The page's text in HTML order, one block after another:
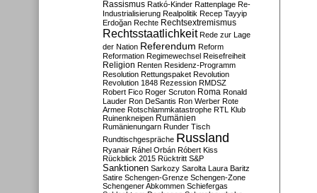
Rassismus Ratkó-Kinder Rattenplage Re-
Industrialisierung Realpolitik Recep Tayyip
Erdoğan Rechte Rechtsextremismus
Rechtsstaatlichkeit Rede zur Lage
der Nation Referendum Reform
Reformation Regimewechsel Reisefreiheit
Religion Renten Residenz-Programm
Resolution Rettungspaket Revolution
Revolution 1848 Rezession RMDSZ
Robert Fico Roger Scruton Roma Ronald
Lauder Ron DeSantis Ron Werber Rote
Armee Rotschlammkatastrophe RTL Klub
Ruinenkneipen Rumänien
Rumänienungarn Runder Tisch
Rundtischgespräche Russland
Ryanair Ráhel Orbán Róbert Kiss
Rückblick 2015 Rücktritt S&P
Sanktionen Sarkozy Sarolta Laura Baritz
Satire Schengen-Grenze Schengen-Zone
Schengener Abkommen Schiefergas